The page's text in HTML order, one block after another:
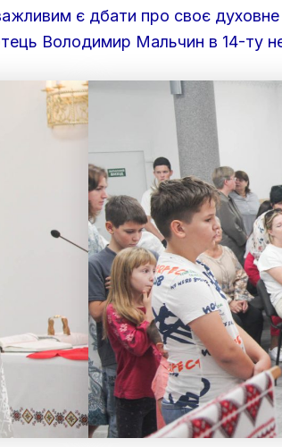
є дбати про своє
Володимир Мальчин в 14-ту